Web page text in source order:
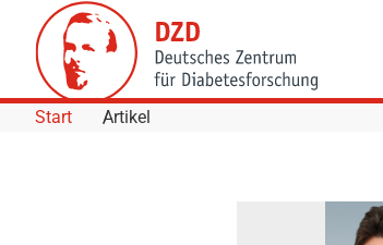
Skip to Content
Start Artikel